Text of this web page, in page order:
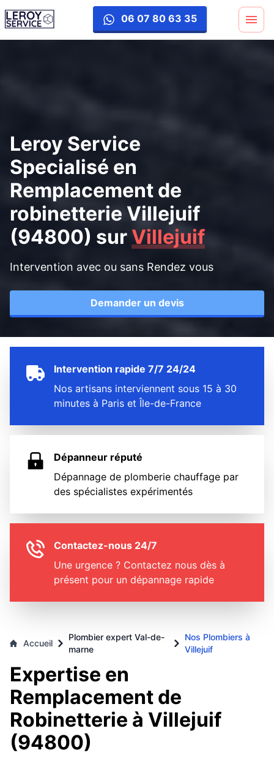
06 07 80 63 35
remplacement-robinetterie
Leroy Service
Specialisé en
Remplacement de
robinetterie Villejuif
(94800) surVillejuif
Intervention avec ou sans Rendez vous
Demander un devis
Intervention rapide 7/7 24/24
Nos artisans interviennent sous 15 à 30
minutes à Paris et Île-de-France
Dépanneur réputé
Dépannage de plomberie chauffage par
des spécialistes expérimentés
Contactez-nous 24/7
Une urgence ? Contactez nous dès à
présent pour un dépannage rapide
Accueil
Plombier expert Val-de-
marne
Nos Plombiers à
Villejuif
Expertise en
Remplacement de
Robinetterie à Villejuif
(94800)